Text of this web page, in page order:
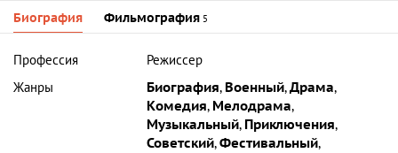
Биография Фильмография 5
Профессия
Режиссер
Жанры
Биография, Военный,Драма,
Комедия, Мелодрама,
Музыкальный, Приключения,
Советский,Фестивальный,